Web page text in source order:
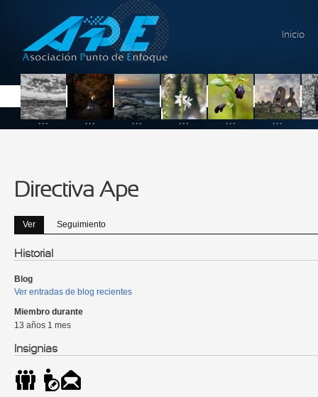
Inicio
... ... ... ... ... ...
Directiva Ape
Solapas principales
Ver (solapa activa)
Seguimiento
Historial
Blog
Ver entradas de blog recientes
Miembro durante
13 años 1 mes
Insignias